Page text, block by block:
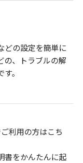
どの設定を簡単に
の、トラブルの解
。
利用の方はこち
書をかんたんに起